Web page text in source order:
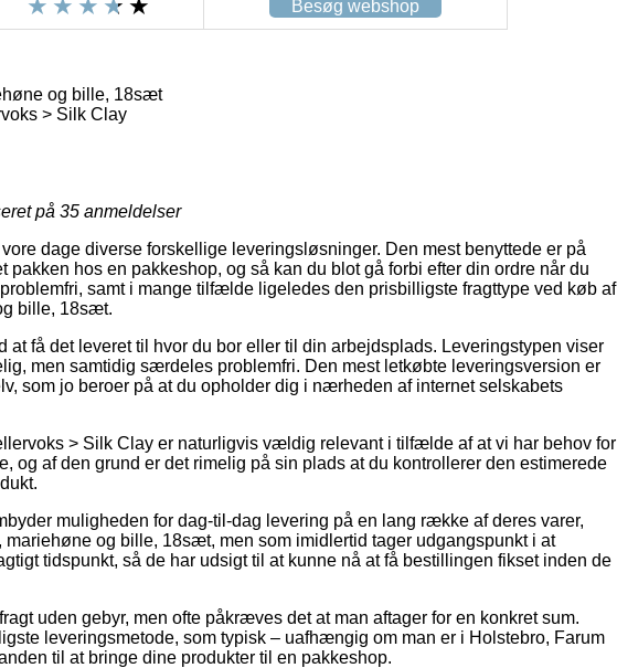
Besøg webshop
og bille, 18sæt
> Silk Clay
på 35 anmeldelser
dage diverse forskellige leveringsløsninger. Den mest benyttede er på
hos en pakkeshop, og så kan du blot gå forbi efter din ordre når du
samt i mange tilfælde ligeledes den prisbilligste fragttype ved køb af
bille, 18sæt.
at få det leveret til hvor du bor eller til din arbejdsplads. Leveringstypen viser
men samtidig særdeles problemfri. Den mest letkøbte leveringsversion er
som jo beroer på at du opholder dig i nærheden af internet selskabets
> Silk Clay er naturligvis vældig relevant i tilfælde af at vi har behov for
og af den grund er det rimelig på sin plads at du kontrollerer den estimerede
muligheden for dag-til-dag levering på en lang række af deres varer,
mariehøne og bille, 18sæt, men som imidlertid tager udgangspunkt i at
tidspunkt, så de har udsigt til at kunne nå at få bestillingen fikset inden de
uden gebyr, men ofte påkræves det at man aftager for en konkret sum.
leveringsmetode, som typisk – uafhængig om man er i Holstebro, Farum
til at bringe dine produkter til en pakkeshop.